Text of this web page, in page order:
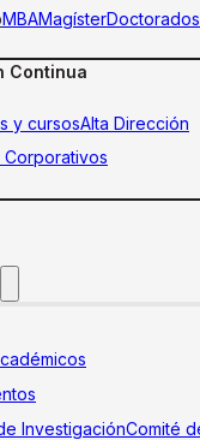
MBAMagísterDoctorados
Continua
y cursosAlta Dirección
Corporativos
InvestigaciónComité